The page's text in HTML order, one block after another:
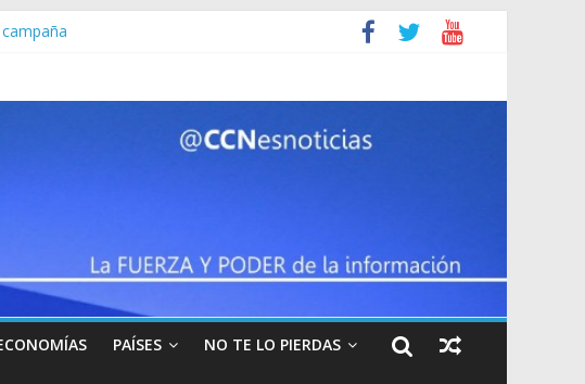
online
desde 1945
PAÍSES NO TE LO PIERDAS